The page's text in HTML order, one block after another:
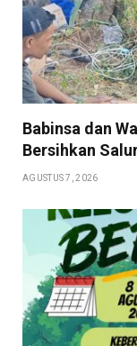
Babinsa dan
Bersihkan
AGUSTUS 7, 2026